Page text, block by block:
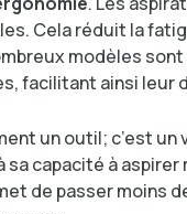
Cela réduit la
modèles
facilitant ainsi leur
un outil; c’est un
capacité à
de passer moins